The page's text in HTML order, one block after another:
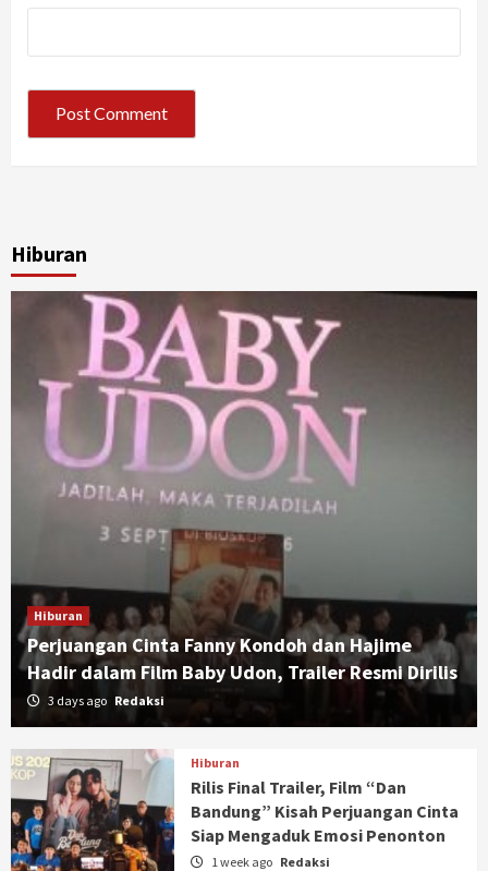
Hiburan
Hiburan
Perjuangan Cinta Fanny Kondoh dan Hajime
Hadir dalam Film Baby Udon, Trailer Resmi Dirilis
3 days ago Redaksi
Hiburan
Rilis Final Trailer, Film “Dan
Bandung” Kisah Perjuangan Cinta
Siap Mengaduk Emosi Penonton
1 week ago Redaksi